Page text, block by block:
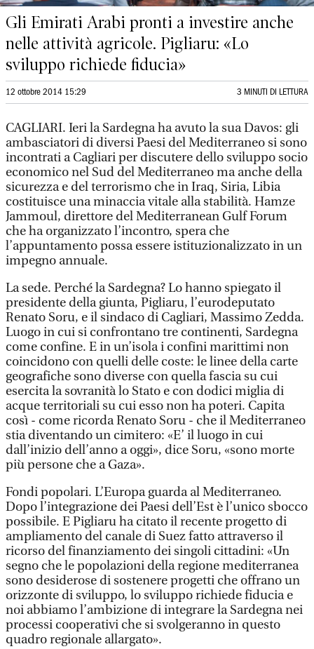
Gli Emirati Arabi pronti a investire anche
nelle attività agricole. Pigliaru: «Lo
sviluppo richiede fiducia»
12 ottobre 2014 15:29 3 MINUTI DI LETTURA
CAGLIARI. Ieri la Sardegna ha avuto la sua Davos: gli
ambasciatori di diversi Paesi del Mediterraneo si sono
incontrati a Cagliari per discutere dello sviluppo socio
economico nel Sud del Mediterraneo ma anche della
sicurezza e del terrorismo che in Iraq, Siria, Libia
costituisce una minaccia vitale alla stabilità. Hamze
Jammoul, direttore del Mediterranean Gulf Forum
che ha organizzato l’incontro, spera che
l’appuntamento possa essere istituzionalizzato in un
impegno annuale.
La sede. Perché la Sardegna? Lo hanno spiegato il
presidente della giunta, Pigliaru, l’eurodeputato
Renato Soru, e il sindaco di Cagliari, Massimo Zedda.
Luogo in cui si confrontano tre continenti, Sardegna
come confine. E in un’isola i confini marittimi non
coincidono con quelli delle coste: le linee della carte
geografiche sono diverse con quella fascia su cui
esercita la sovranità lo Stato e con dodici miglia di
acque territoriali su cui esso non ha poteri. Capita
così - come ricorda Renato Soru - che il Mediterraneo
stia diventando un cimitero: «E’ il luogo in cui
dall’inizio dell’anno a oggi», dice Soru, «sono morte
più persone che a Gaza».
Fondi popolari. L’Europa guarda al Mediterraneo.
Dopo l’integrazione dei Paesi dell’Est è l’unico sbocco
possibile. E Pigliaru ha citato il recente progetto di
ampliamento del canale di Suez fatto attraverso il
ricorso del finanziamento dei singoli cittadini: «Un
segno che le popolazioni della regione mediterranea
sono desiderose di sostenere progetti che offrano un
orizzonte di sviluppo, lo sviluppo richiede fiducia e
noi abbiamo l’ambizione di integrare la Sardegna nei
processi cooperativi che si svolgeranno in questo
quadro regionale allargato».